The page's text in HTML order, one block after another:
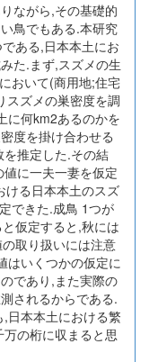
ながら,その基礎的
鳥でもある.本研究
ある,日本本土にお
た.まず,スズメの生
おいて(商用地;住宅
スズメの巣密度を調
に何km2あるのかを
度を掛け合わせる
推定した.その結
に一夫一妻を仮定
ける日本本土のスズ
できた.成鳥 1つが
仮定すると,秋には
取り扱いには注意
はいくつかの仮定に
であり,また実際の
されるからである.
日本本土における繁
の桁に収まると思